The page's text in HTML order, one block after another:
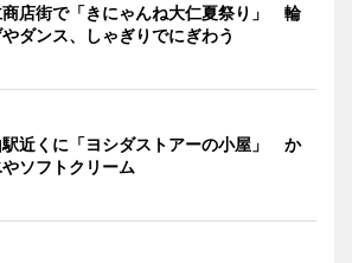
店街で「きにゃんね大仁夏祭り」 輪
ダンス、しゃぎりでにぎわう
近くに「ヨシダストアーの小屋」 か
やソフトクリーム